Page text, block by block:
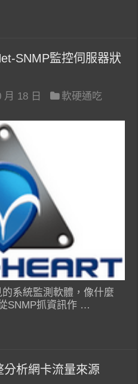
SNMP監控伺服器狀
月 18 日
軟硬通吃
系統監測軟體，像什麼
SNMP抓資訊作 …
析網卡流量來源